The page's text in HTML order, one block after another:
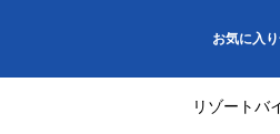
お気に入
リゾートバ